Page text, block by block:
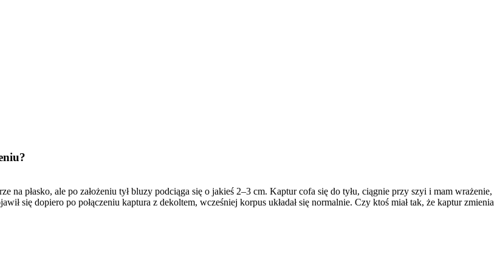
płasko, ale po założeniu tył bluzy podciąga się o jakieś 2–3 cm. Kaptur cofa się do tyłu, ciągnie przy szyi i mam wrażenie,
się dopiero po połączeniu kaptura z dekoltem, wcześniej korpus układał się normalnie. Czy ktoś miał tak, że kaptur zmienia